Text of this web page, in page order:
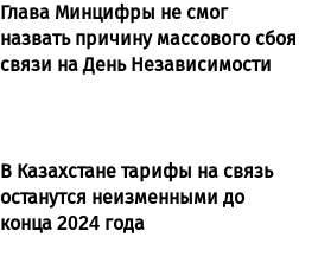
Глава Минцифры не смог
назвать причину массового сбоя
связи на День Независимости
В Казахстане тарифы на связь
останутся неизменными до
конца 2024 года